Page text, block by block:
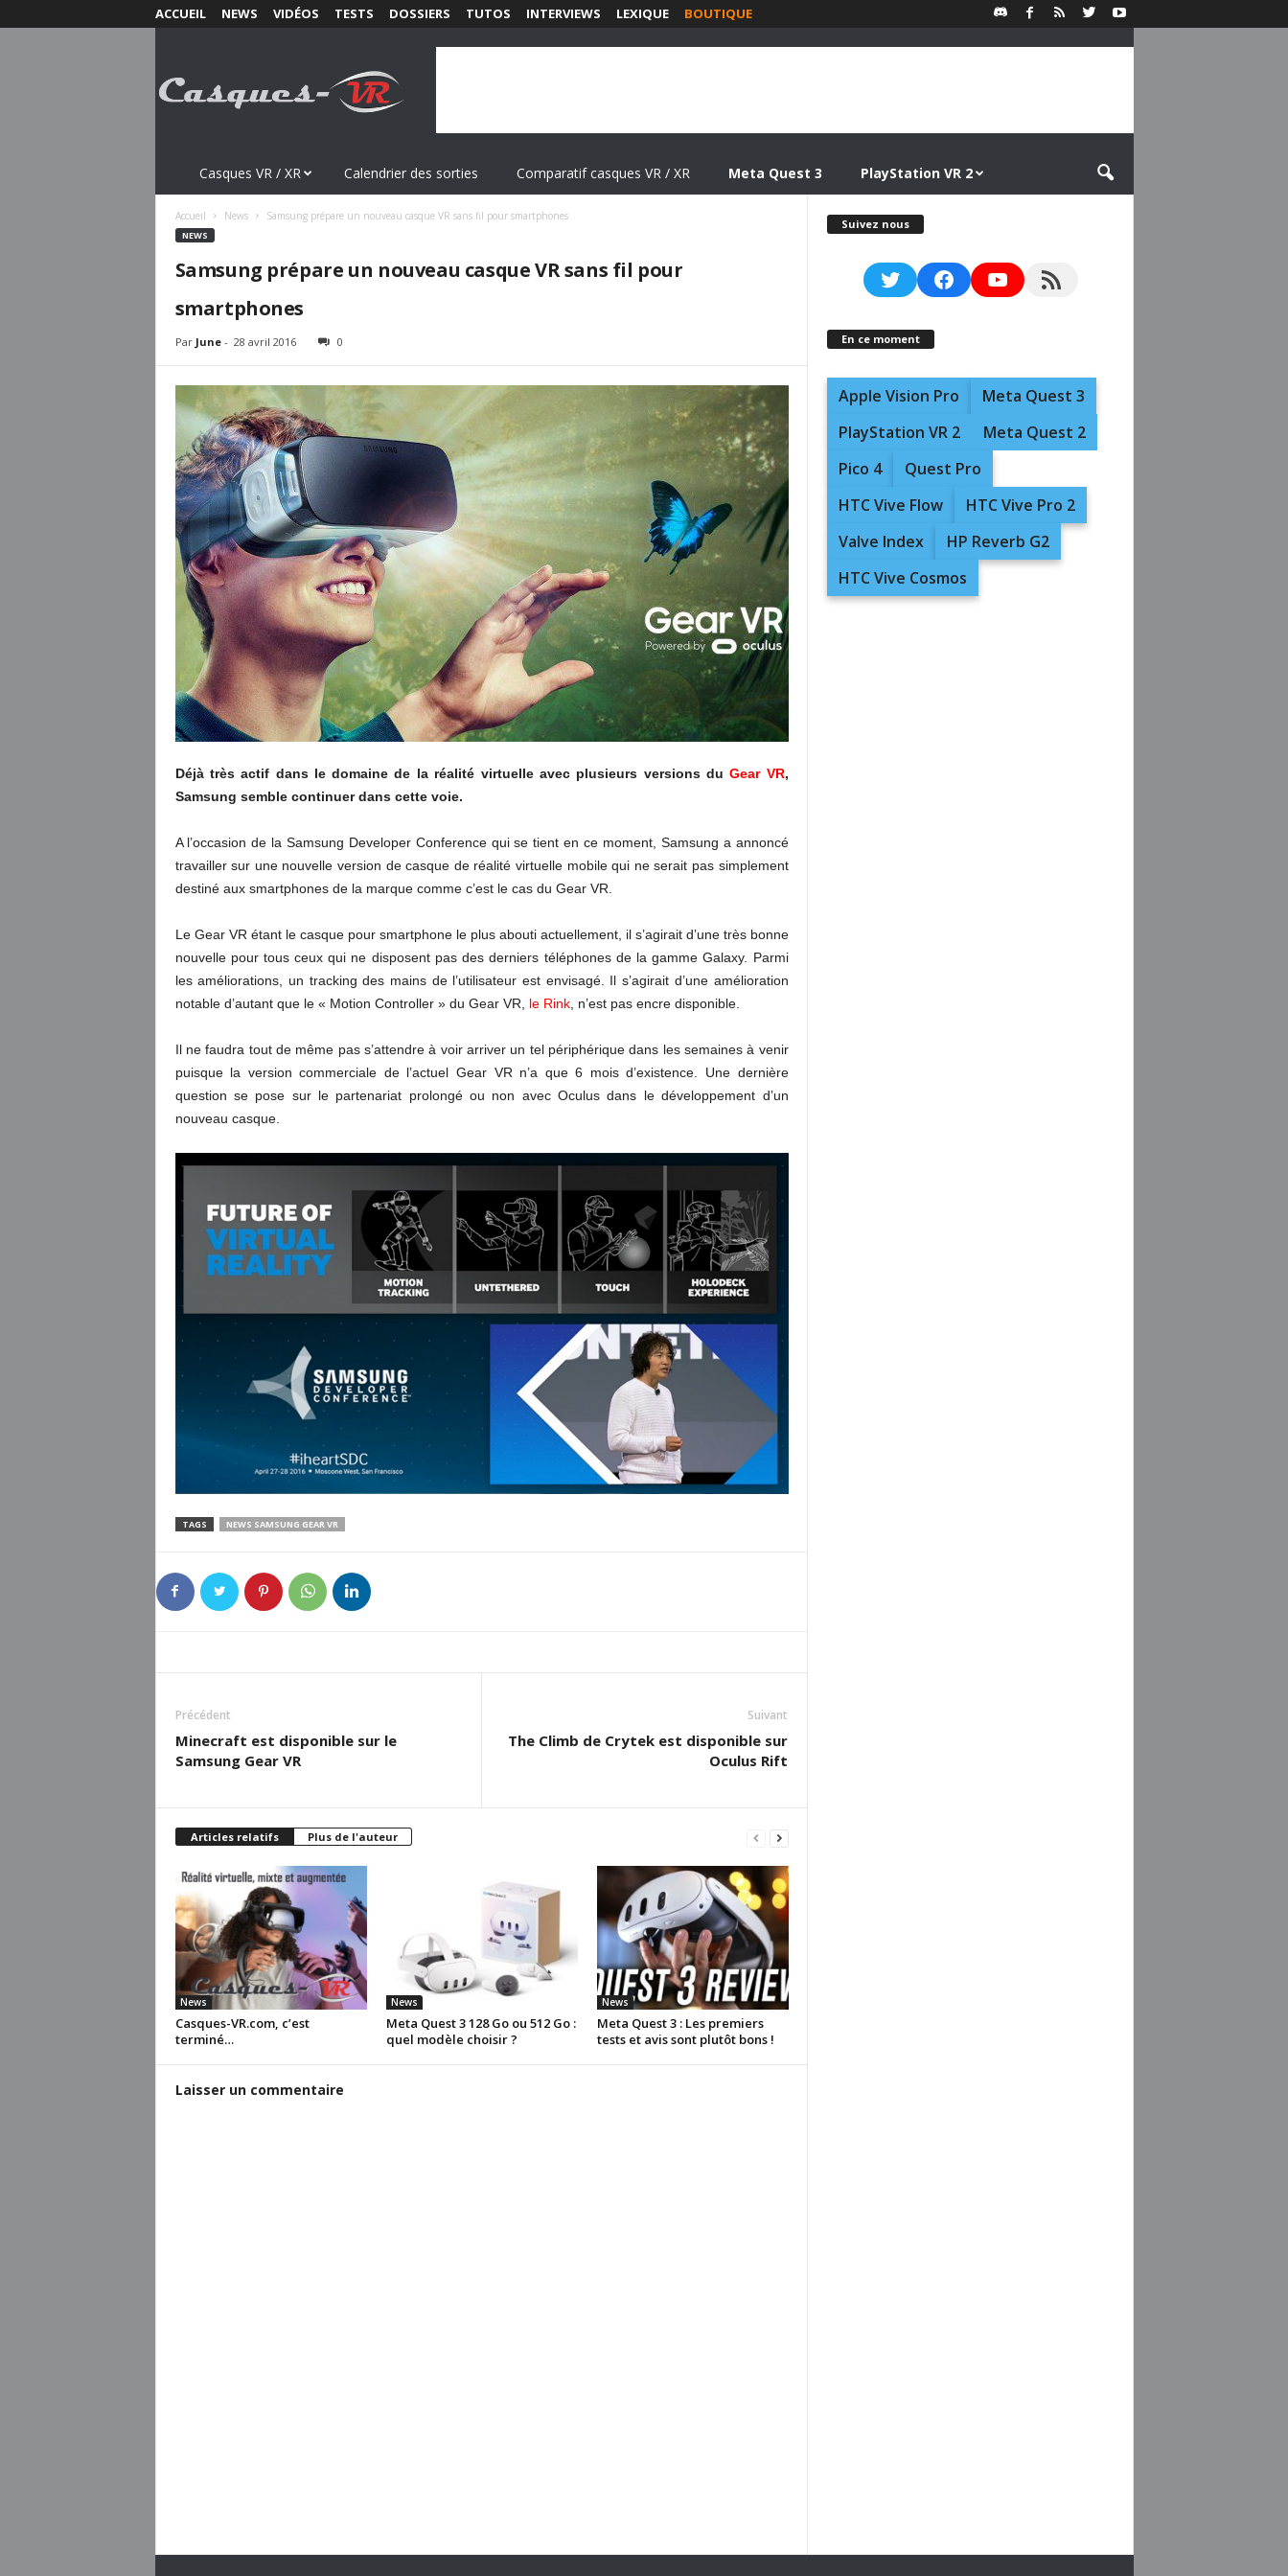
ACCUEIL NEWS VIDÉOS TESTS DOSSIERS TUTOS INTERVIEWS LEXIQUE BOUTIQUE
s
Casques VR / XR Calendrier des sorties Comparatif casques VR / XR Meta Quest 3 PlayStation VR 2
Accueil News Samsung prépare un nouveau casque VR sans fil pour smartphones
NEWS
Samsung prépare un nouveau casque VR sans fil pour
smartphones
Par June- 28 avril 2016 0
Déjà très actif dans le domaine de la réalité virtuelle avec plusieurs versions duGear VR,
Samsung semble continuer dans cette voie.
A l’occasion de la Samsung Developer Conference qui se tient en ce moment, Samsung a annoncé
travailler sur une nouvelle version de casque de réalité virtuelle mobile qui ne serait pas simplement
destiné aux smartphones de la marque comme c’est le cas du Gear VR.
Le Gear VR étant le casque pour smartphone le plus abouti actuellement, il s’agirait d’une très bonne
nouvelle pour tous ceux qui ne disposent pas des derniers téléphones de la gamme Galaxy. Parmi
les améliorations, un tracking des mains de l’utilisateur est envisagé. Il s’agirait d’une amélioration
notable d’autant que le « Motion Controller » du Gear VR, le Rink, n’est pas encre disponible.
Il ne faudra tout de même pas s’attendre à voir arriver un tel périphérique dans les semaines à venir
puisque la version commerciale de l’actuel Gear VR n’a que 6 mois d’existence. Une dernière
question se pose sur le partenariat prolongé ou non avec Oculus dans le développement d’un
nouveau casque.
TAGS NEWS SAMSUNG GEAR VR
Précédent
Minecraft est disponible sur le
Samsung Gear VR
Suivant
The Climb de Crytek est disponible sur
Oculus Rift
Articles relatifs Plus de l'auteur
News
Casques-VR.com, c’est
terminé…
News
Meta Quest 3 128 Go ou 512 Go :
quel modèle choisir ?
News
Meta Quest 3 : Les premiers
tests et avis sont plutôt bons !
Laisser un commentaire
Suivez nous
TwitterFacebookYouTubeRSS Feed
En ce moment
Apple Vision Pro
Meta Quest 3
PlayStation VR 2
Meta Quest 2
Pico 4
Quest Pro
HTC Vive Flow
HTC Vive Pro 2
Valve Index
HP Reverb G2
HTC Vive Cosmos